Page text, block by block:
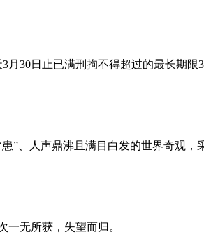
月30日止已满刑拘不得超过的最长期
”、人声鼎沸且满目白发的世界奇观
无所获，失望而归。